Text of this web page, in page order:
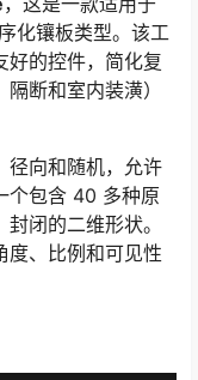
化镶板类型。该工
好的控件，简化复
断和室内装潢）
径向和随机，允许
个包含 40 多种原
闭的二维形状。
度、比例和可见性